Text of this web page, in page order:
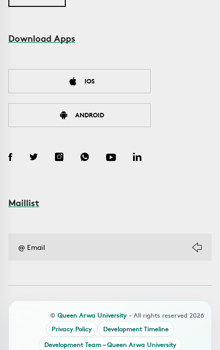
Download Apps
IOS
ANDROID
Maillist
© Queen Arwa University - All rights reserved 2026
Privacy Policy
Development Timeline
Development Team – Queen Arwa University